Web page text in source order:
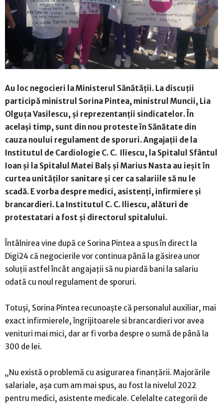
Au loc negocieri la Ministerul Sănătăţii. La discuţii
participă ministrul Sorina Pintea, ministrul Muncii, Lia
Olguţa Vasilescu, şi reprezentanţii sindicatelor. În
același timp, sunt din nou proteste în Sănătate din
cauza noului regulament de sporuri. Angajaţii de la
Institutul de Cardiologie C. C. Iliescu, la Spitalul Sfântul
Ioan și la Spitalul Matei Balş și Marius Nasta au ieşit în
curtea unităţilor sanitare şi cer ca salariile să nu le
scadă. E vorba despre medici, asistenţi, infirmiere şi
brancardieri. La Institutul C. C. Iliescu, alături de
protestatari a fost şi directorul spitalului.
Întâlnirea vine după ce Sorina Pintea a spus în direct la
Digi24 că negocierile vor continua până la găsirea unor
soluţii astfel încât angajaţii să nu piardă bani la salariu
odată cu noul regulament de sporuri.
Totuşi, Sorina Pintea recunoaşte că personalul auxiliar, mai
exact infirmierele, îngrijitoarele si brancardieri vor avea
venituri mai mici, dar ar fi vorba despre o sumă de până la
300 de lei.
„Nu există o problemă cu asigurarea finanţării. Majorările
salariale, aşa cum am mai spus, au fost la nivelul 2022
pentru medici, asistente medicale. Celelalte categorii de